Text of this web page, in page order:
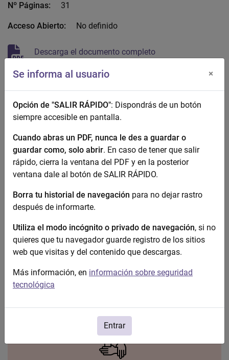
Nº Páginas: 31
Acceso Abierto: No definido
Descarga el documento completo
Violencia contra la mujer
Se informa al usuario ×
Opción de "SALIR RÁPIDO": Dispondrás de un botón
siempre accesible en pantalla.
Cuando abras un PDF, nunca le des a guardar o
guardar como, solo abrir. En caso de tener que salir
rápido, cierra la ventana del PDF y en la posterior
ventana dale al botón de SALIR RÁPIDO.
Borra tu historial de navegación para no dejar rastro
después de informarte.
Utiliza el modo incógnito o privado de navegación, si no
quieres que tu navegador guarde registro de los sitios
web que visitas y del contenido que descargas.
Más información, en información sobre seguridad
tecnológica
Entrar